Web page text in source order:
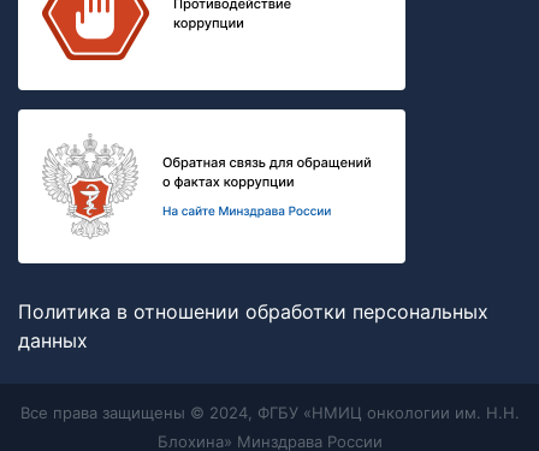
Политика в отношении обработки персональных
данных
Все права защищены © 2024, ФГБУ «НМИЦ онкологии им. Н.Н.
Блохина» Минздрава России